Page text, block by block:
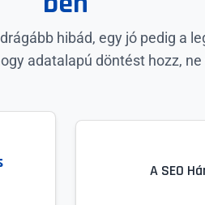
hibád, egy jó pedig a
adatalapú döntést hozz, ne
A SEO